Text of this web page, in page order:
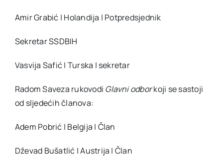
Amir Grabić | Holandija | Potpredsjednik
Sekretar SSDBIH
Vasvija Safić | Turska | sekretar
Radom Saveza rukovodi Glavni odborkoji se sastoji
od sljedećih članova:
Adem Pobrić | Belgija | Član
Dževad Bušatlić | Austrija | Član